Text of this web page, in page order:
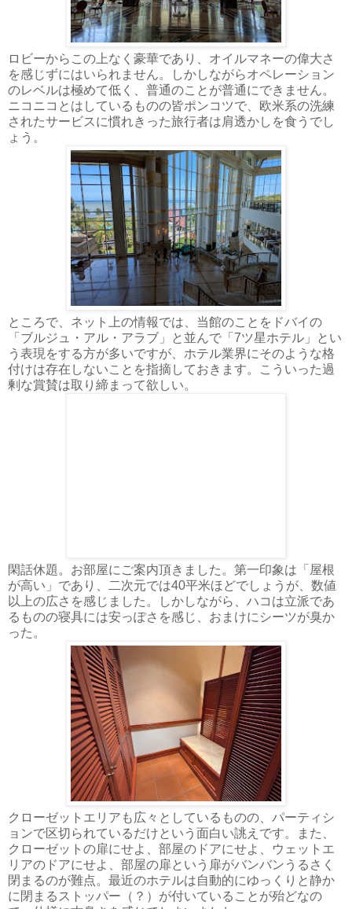
ロビーからこの上なく豪華であり、オイルマネーの偉大さ
を感じずにはいられません。しかしながらオペレーション
のレベルは極めて低く、普通のことが普通にできません。
ニコニコとはしているものの皆ポンコツで、欧米系の洗練
されたサービスに慣れきった旅行者は肩透かしを食うでし
ょう。
ところで、ネット上の情報では、当館のことをドバイの
「ブルジュ・アル・アラブ」と並んで「7ツ星ホテル」とい
う表現をする方が多いですが、ホテル業界にそのような格
付けは存在しないことを指摘しておきます。こういった過
剰な賞賛は取り締まって欲しい。
閑話休題。お部屋にご案内頂きました。第一印象は「屋根
が高い」であり、二次元では40平米ほどでしょうが、数値
以上の広さを感じました。しかしながら、ハコは立派であ
るものの寝具には安っぽさを感じ、おまけにシーツが臭か
った。
クローゼットエリアも広々としているものの、パーティシ
ョンで区切られているだけという面白い誂えです。また、
クローゼットの扉にせよ、部屋のドアにせよ、ウェットエ
リアのドアにせよ、部屋の扉という扉がバンバンうるさく
閉まるのが難点。最近のホテルは自動的にゆっくりと静か
に閉まるストッパー（？）が付いていることが殆どなの